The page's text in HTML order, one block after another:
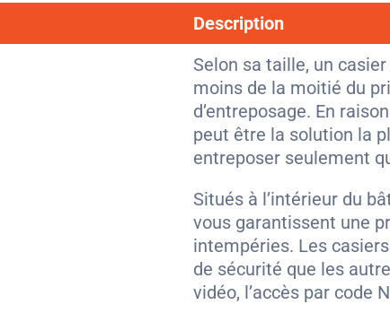
Description
Selon sa taille, un
moins de la moitié du
d’entreposage. En
peut être la solution la
entreposer seulement
Situés à l’intérieur du
vous garantissent une
intempéries. Les
de sécurité que les
vidéo, l’accès par code